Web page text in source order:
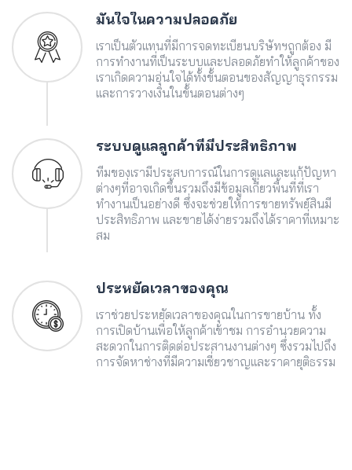
มั่นใจในความปลอดภัย
เราเป็นตัวแทนที่มีการจดทะเบียนบริษัทฯถูกต้อง มี
การทำงานที่เป็นระบบและปลอดภัยทำให้ลูกค้าของ
เราเกิดความอุ่นใจได้ทั้งขั้นตอนของสัญญาธุรกรรม
และการวางเงินในขั้นตอนต่างๆ
ระบบดูแลลูกค้าที่มีประสิทธิภาพ
ทีมของเรามีประสบการณ์ในการดูแลและแก้ปัญหา
ต่างๆที่อาจเกิดขึ้นรวมถึงมีข้อมูลเกี่ยวพื้นที่ที่เรา
ทำงานเป็นอย่างดี ซึ่งจะช่วยให้การขายทรัพย์สินมี
ประสิทธิภาพ และขายได้ง่ายรวมถึงได้ราคาที่เหมาะ
สม
ประหยัดเวลาของคุณ
เราช่วยประหยัดเวลาของคุณในการขายบ้าน ทั้ง
การเปิดบ้านเพื่อให้ลูกค้าเข้าชม การอำนวยความ
สะดวกในการติดต่อประสานงานต่างๆ ซึ่งรวมไปถึง
การจัดหาช่างที่มีความเชี่ยวชาญและราคายุติธรรม